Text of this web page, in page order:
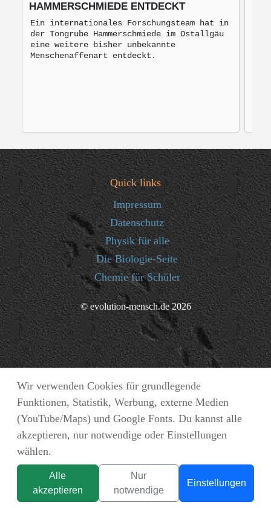
Wir verwenden Cookies für grundlegende
Funktionen, Statistik, Werbung, externe Medien
(YouTube/Maps) und Google Fonts. Du kannst alle
akzeptieren, nur notwendige oder Einstellungen
wählen.
Alle
akzeptieren
Nur
notwendige
Einstellungen
HAMMERSCHMIEDE ENTDECKT
Ein internationales Forschungsteam hat in
der Tongrube Hammerschmiede im Ostallgäu
eine weitere bisher unbekannte
Menschenaffenart entdeckt.
Quick links
Impressum
Datenschutz
Physik für alle
Die Biologie-Seite
Chemie für Schüler
© evolution-mensch.de 2026